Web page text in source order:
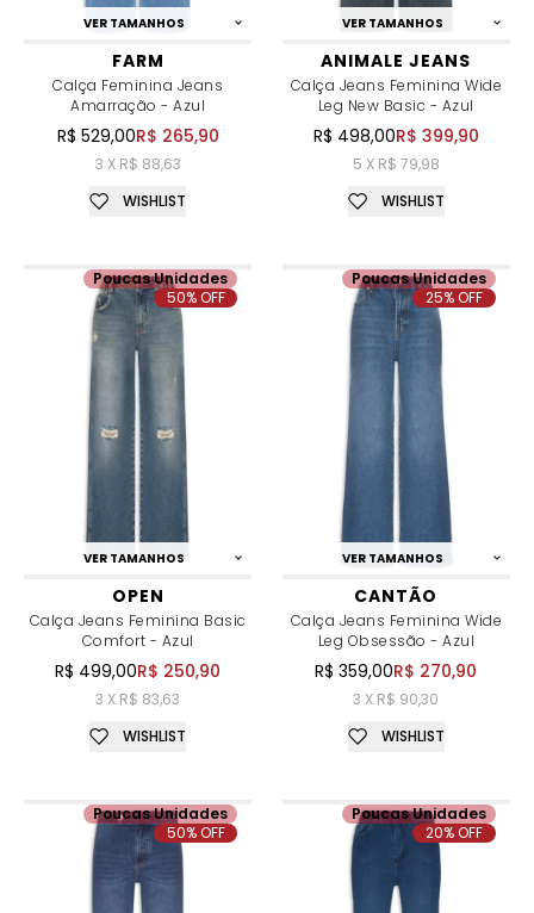
VER TAMANHOS
FARM
Calça Feminina Jeans
Amarração - Azul
R$ 529,00R$ 265,90
3 X R$ 88,63
WISHLIST
VER TAMANHOS
ANIMALE JEANS
Calça Jeans Feminina Wide
Leg New Basic - Azul
R$ 498,00R$ 399,90
5 X R$ 79,98
WISHLIST
VER TAMANHOS
OPEN
Calça Jeans Feminina Basic
Comfort - Azul
R$ 499,00R$ 250,90
3 X R$ 83,63
Poucas Unidades
50% OFF
WISHLIST
VER TAMANHOS
CANTÃO
Calça Jeans Feminina Wide
Leg Obsessão - Azul
R$ 359,00R$ 270,90
3 X R$ 90,30
Poucas Unidades
25% OFF
WISHLIST
Poucas Unidades
50% OFF
Poucas Unidades
20% OFF